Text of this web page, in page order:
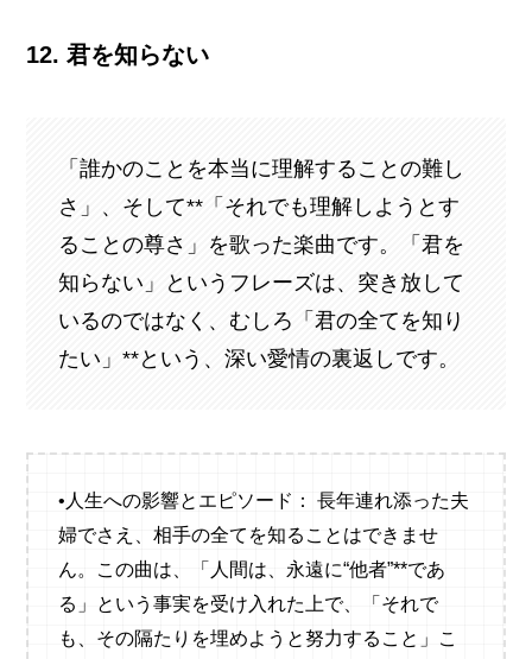
12. 君を知らない
「誰かのことを本当に理解することの難し
さ」、そして**「それでも理解しようとす
ることの尊さ」を歌った楽曲です。「君を
知らない」というフレーズは、突き放して
いるのではなく、むしろ「君の全てを知り
たい」**という、深い愛情の裏返しです。
•人生への影響とエピソード： 長年連れ添った夫
婦でさえ、相手の全てを知ることはできませ
ん。この曲は、「人間は、永遠に“他者”**であ
る」という事実を受け入れた上で、「それで
も、その隔たりを埋めようと努力すること」こ